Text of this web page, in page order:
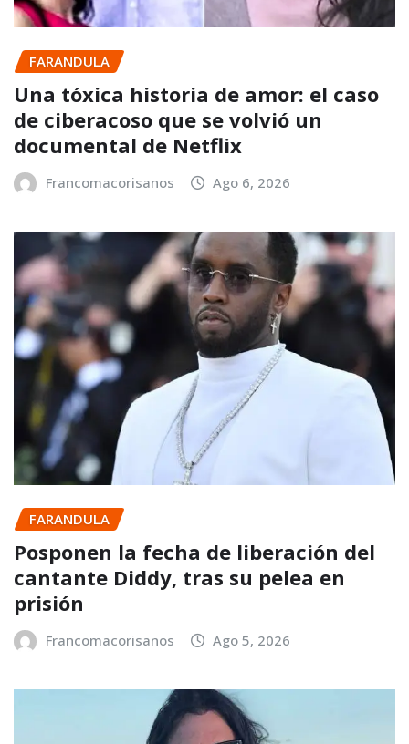
FARANDULA
Una tóxica historia de amor: el caso
de ciberacoso que se volvió un
documental de Netflix
Francomacorisanos Ago 6, 2026
FARANDULA
Posponen la fecha de liberación del
cantante Diddy, tras su pelea en
prisión
Francomacorisanos Ago 5, 2026